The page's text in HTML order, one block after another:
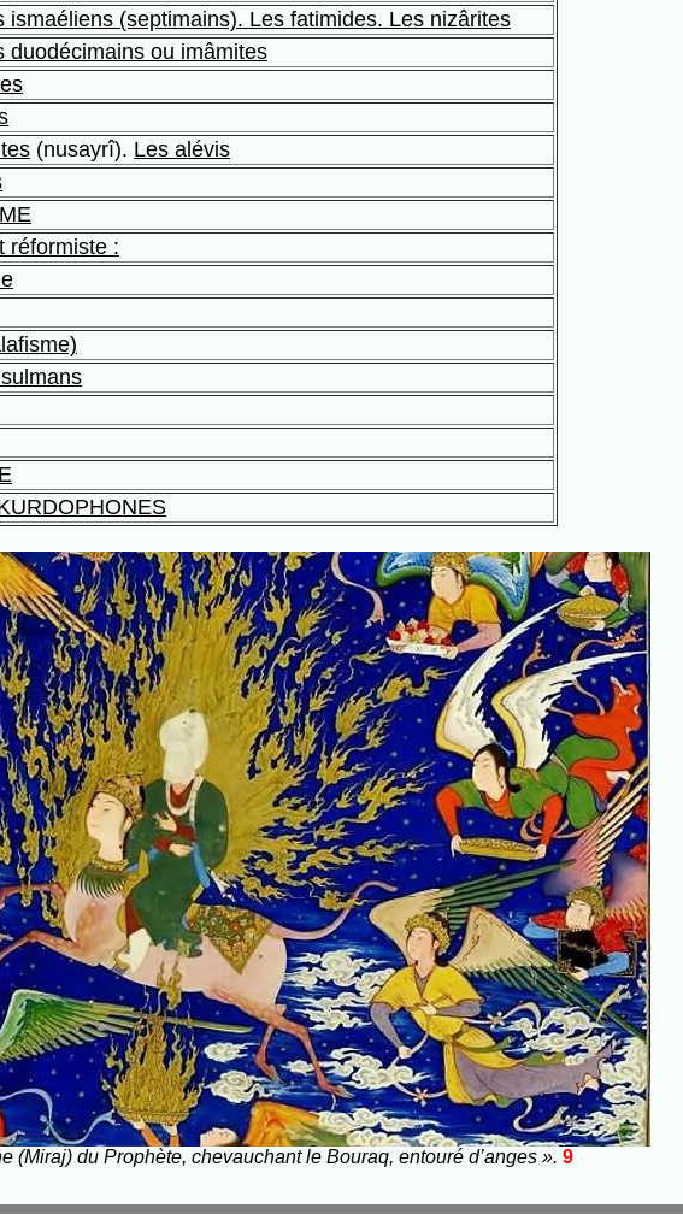
ismaéliens (septimains). Les fatimides. Les nizârites
duodécimains ou imâmites
(nusayrî). Les alévis
réformiste :
(Miraj) du Prophète, chevauchant le Bouraq, entouré d’anges ». 9